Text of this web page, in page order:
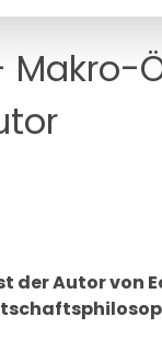
Makro-
der Autor von